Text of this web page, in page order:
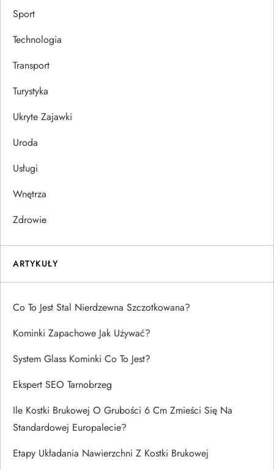
Sport
Technologia
Transport
Turystyka
Ukryte Zajawki
Uroda
Usługi
Wnętrza
Zdrowie
ARTYKUŁY
Co To Jest Stal Nierdzewna Szczotkowana?
Kominki Zapachowe Jak Używać?
System Glass Kominki Co To Jest?
Ekspert SEO Tarnobrzeg
Ile Kostki Brukowej O Grubości 6 Cm Zmieści Się Na
Standardowej Europalecie?
Etapy Układania Nawierzchni Z Kostki Brukowej